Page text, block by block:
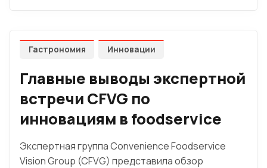
Гастрономия Инновации
Главные выводы экспертной
встречи CFVG по
инновациям в foodservice
Экспертная группа Convenience Foodservice
Vision Group (CFVG) представила обзор